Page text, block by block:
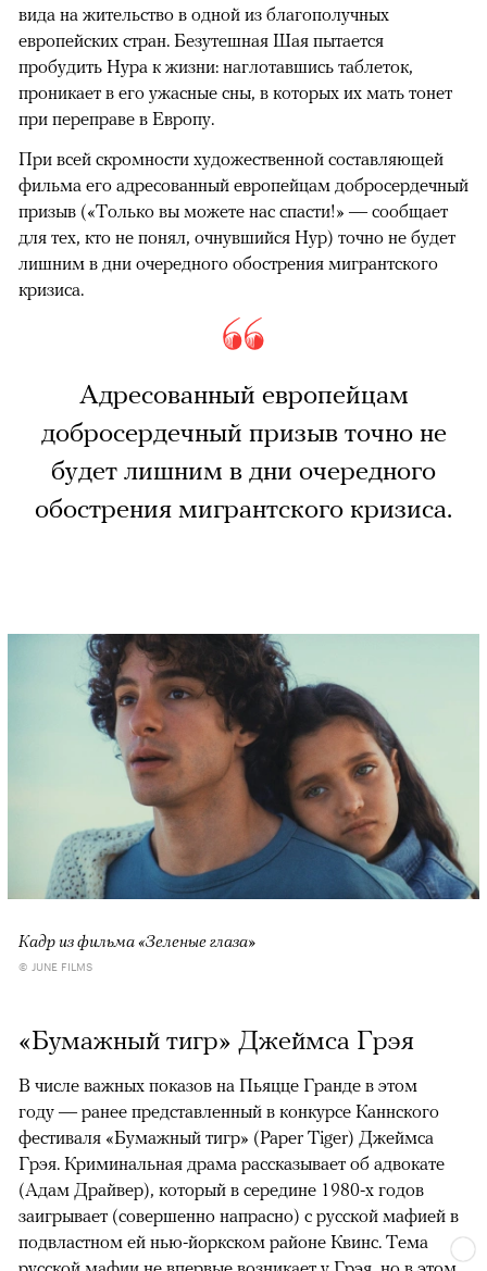
вида на жительство в одной из благополучных
европейских стран. Безутешная Шая пытается
пробудить Нура к жизни: наглотавшись таблеток,
проникает в его ужасные сны, в которых их мать тонет
при переправе в Европу.
При всей скромности художественной составляющей
фильма его адресованный европейцам добросердечный
призыв («Только вы можете нас спасти!» — сообщает
для тех, кто не понял, очнувшийся Нур) точно не будет
лишним в дни очередного обострения мигрантского
кризиса.
Адресованный европейцам
добросердечный призыв точно не
будет лишним в дни очередного
обострения мигрантского кризиса.
Кадр из фильма «Зеленые глаза»
© JUNE FILMS
«Бумажный тигр» Джеймса Грэя
В числе важных показов на Пьяцце Гранде в этом
году — ранее представленный в конкурсе Каннского
фестиваля «Бумажный тигр» (Paper Tiger) Джеймса
Грэя. Криминальная драма рассказывает об адвокате
(Адам Драйвер), который в середине 1980-х годов
заигрывает (совершенно напрасно) с русской мафией в
подвластном ей нью-йоркском районе Квинс. Тема